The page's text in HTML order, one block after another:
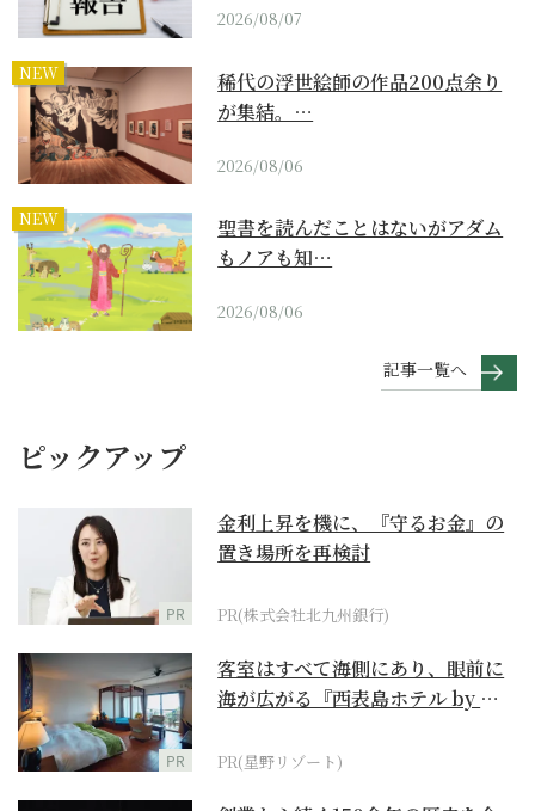
2026/08/07
NEW
稀代の浮世絵師の作品200点余り
が集結。…
2026/08/06
NEW
聖書を読んだことはないがアダム
もノアも知…
2026/08/06
記事一覧へ
ピックアップ
PR
金利上昇を機に、『守るお金』の
置き場所を再検討
PR(株式会社北九州銀行)
PR
客室はすべて海側にあり、眼前に
海が広がる『西表島ホテル by 星
PR(星野リゾート)